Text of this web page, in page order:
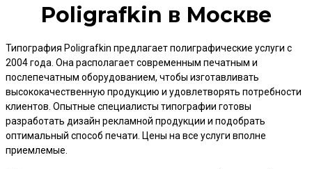
Poligrafkin в Москве
Типография Poligrafkin предлагает полиграфические услуги с
2004 года. Она располагает современным печатным и
послепечатным оборудованием, чтобы изготавливать
высококачественную продукцию и удовлетворять потребности
клиентов. Опытные специалисты типографии готовы
разработать дизайн рекламной продукции и подобрать
оптимальный способ печати. Цены на все услуги вполне
приемлемые.